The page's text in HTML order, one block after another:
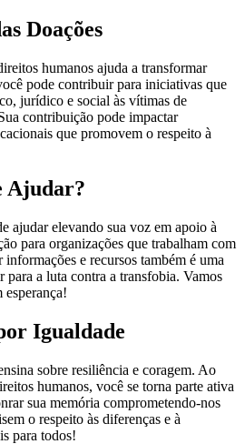
Doações
humanos ajuda a transformar
pode contribuir para iniciativas que
jurídico e social às vítimas de
contribuição pode impactar
que promovem o respeito à
Ajudar?
ajudar elevando sua voz em apoio à
para organizações que trabalham com
e recursos também é uma
a luta contra a transfobia. Vamos
esperança!
Igualdade
sobre resiliência e coragem. Ao
humanos, você se torna parte ativa
sua memória comprometendo-nos
o respeito às diferenças e à
para todos!